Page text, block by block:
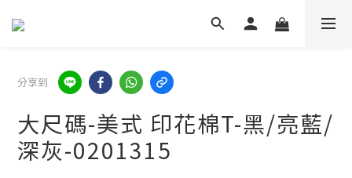
分享到
大尺碼-美式 印花棉T-黑/亮藍/
深灰-0201315